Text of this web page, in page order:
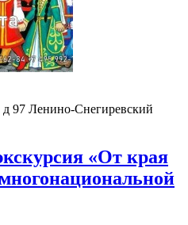
97 Ленино-Снегиревский
«От края